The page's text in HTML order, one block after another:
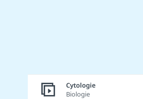
Cytologie
Biologie